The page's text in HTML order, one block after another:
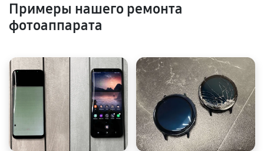
Примеры нашего ремонта
фотоаппарата